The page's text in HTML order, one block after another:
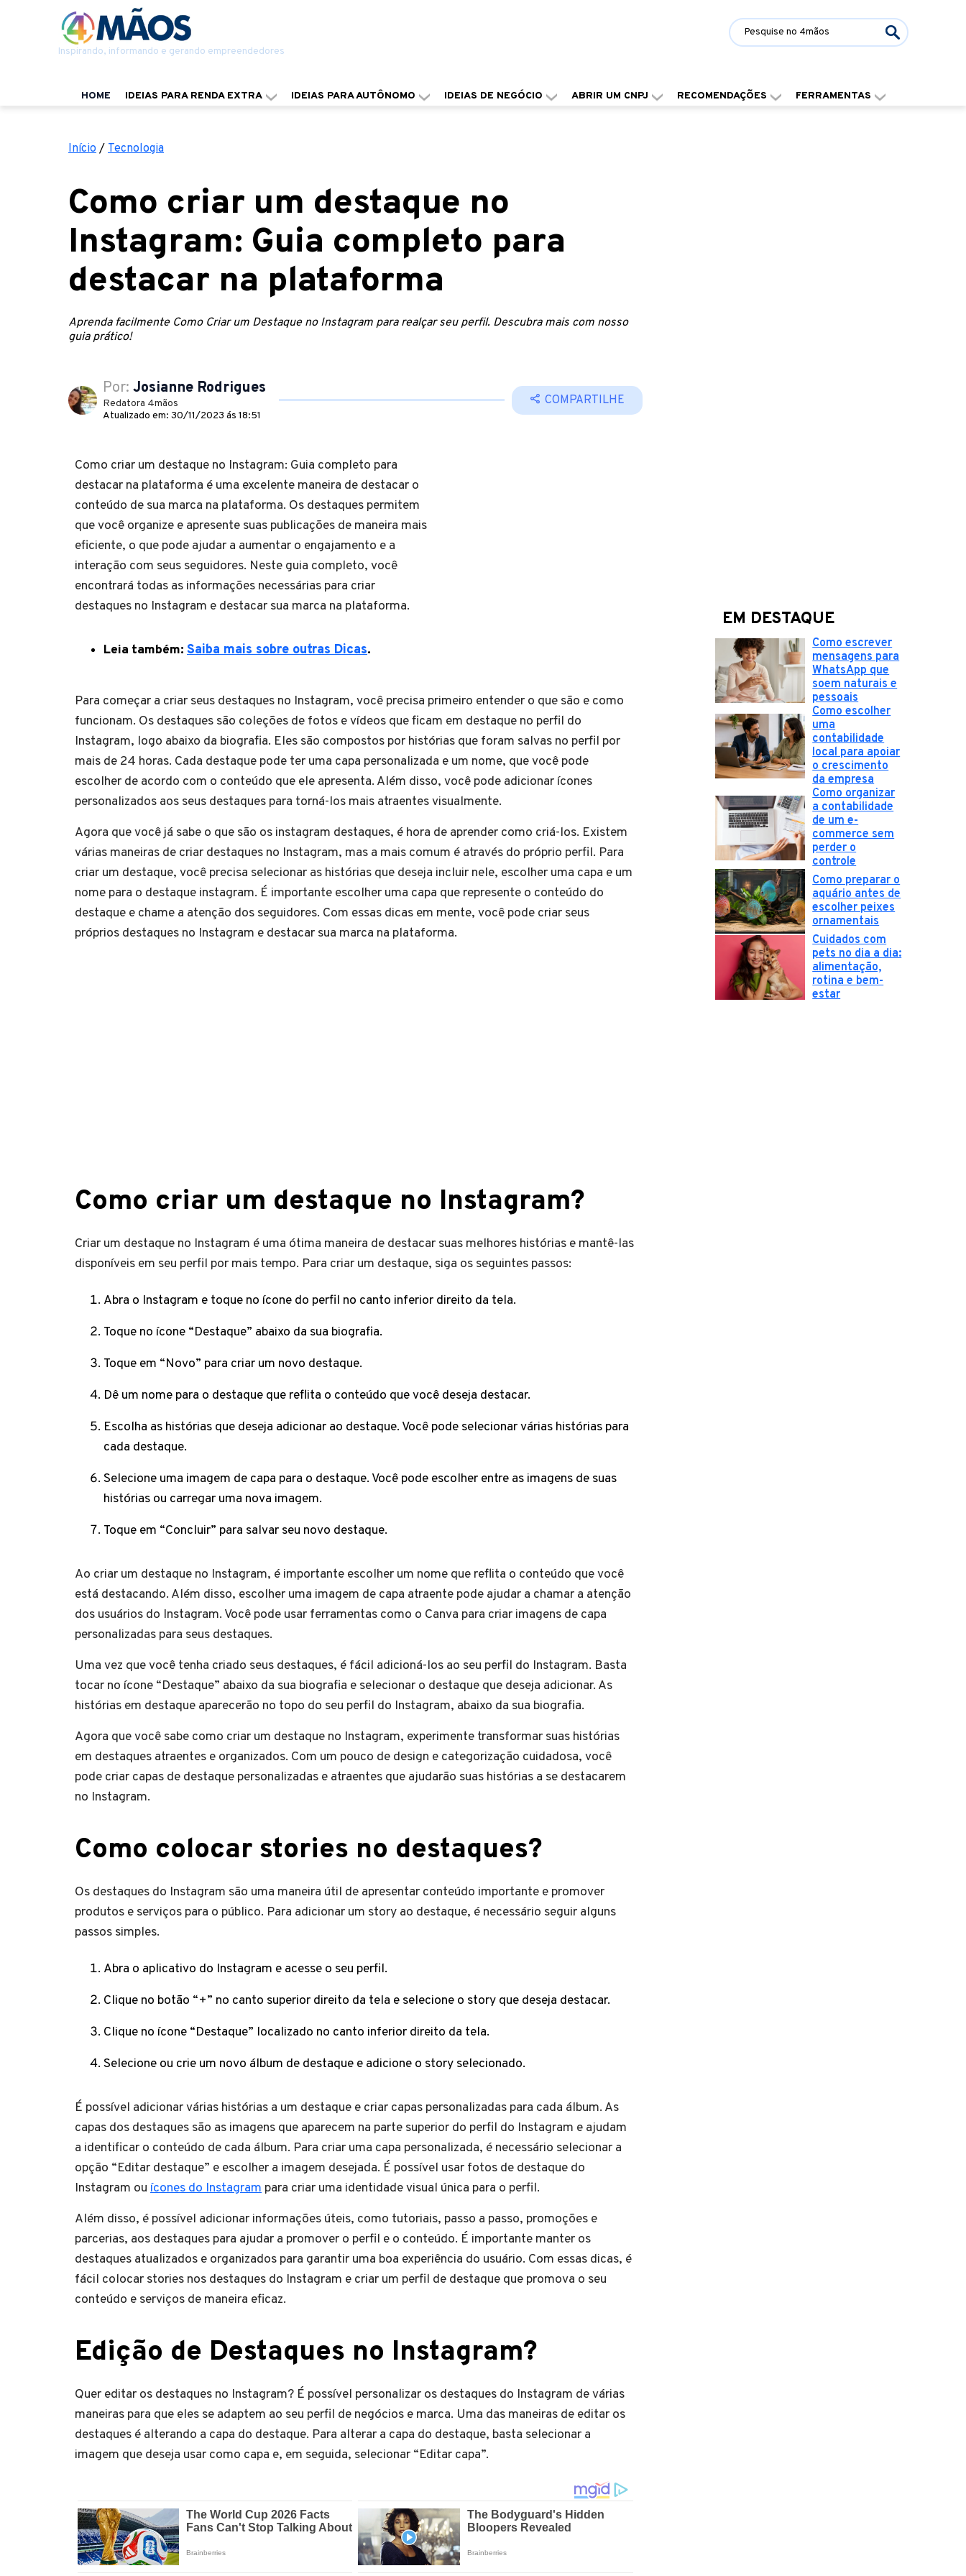
Inspirando, informando e gerando empreendedores
HOME IDEIAS PARA RENDA EXTRA IDEIAS PARA AUTÔNOMO IDEIAS DE NEGÓCIO ABRIR UM CNPJ RECOMENDAÇÕES FERRAMENTAS
Início / Tecnologia
Como criar um destaque no
Instagram: Guia completo para
destacar na plataforma
Aprenda facilmente Como Criar um Destaque no Instagram para realçar seu perfil. Descubra mais com nosso
guia prático!
Por: Josianne Rodrigues
Redatora 4mãos
Atualizado em: 30/11/2023 ás 18:51
COMPARTILHE
Como criar um destaque no Instagram: Guia completo para
destacar na plataforma é uma excelente maneira de destacar o
conteúdo de sua marca na plataforma. Os destaques permitem
que você organize e apresente suas publicações de maneira mais
eficiente, o que pode ajudar a aumentar o engajamento e a
interação com seus seguidores. Neste guia completo, você
encontrará todas as informações necessárias para criar
destaques no Instagram e destacar sua marca na plataforma.
Leia também: Saiba mais sobre outras Dicas.
Para começar a criar seus destaques no Instagram, você precisa primeiro entender o que são e como
funcionam. Os destaques são coleções de fotos e vídeos que ficam em destaque no perfil do
Instagram, logo abaixo da biografia. Eles são compostos por histórias que foram salvas no perfil por
mais de 24 horas. Cada destaque pode ter uma capa personalizada e um nome, que você pode
escolher de acordo com o conteúdo que ele apresenta. Além disso, você pode adicionar ícones
personalizados aos seus destaques para torná-los mais atraentes visualmente.
Agora que você já sabe o que são os instagram destaques, é hora de aprender como criá-los. Existem
várias maneiras de criar destaques no Instagram, mas a mais comum é através do próprio perfil. Para
criar um destaque, você precisa selecionar as histórias que deseja incluir nele, escolher uma capa e um
nome para o destaque instagram. É importante escolher uma capa que represente o conteúdo do
destaque e chame a atenção dos seguidores. Com essas dicas em mente, você pode criar seus
próprios destaques no Instagram e destacar sua marca na plataforma.
Como criar um destaque no Instagram?
Criar um destaque no Instagram é uma ótima maneira de destacar suas melhores histórias e mantê-las
disponíveis em seu perfil por mais tempo. Para criar um destaque, siga os seguintes passos:
Abra o Instagram e toque no ícone do perfil no canto inferior direito da tela.
Toque no ícone “Destaque” abaixo da sua biografia.
Toque em “Novo” para criar um novo destaque.
Dê um nome para o destaque que reflita o conteúdo que você deseja destacar.
Escolha as histórias que deseja adicionar ao destaque. Você pode selecionar várias histórias para
cada destaque.
Selecione uma imagem de capa para o destaque. Você pode escolher entre as imagens de suas
histórias ou carregar uma nova imagem.
Toque em “Concluir” para salvar seu novo destaque.
Ao criar um destaque no Instagram, é importante escolher um nome que reflita o conteúdo que você
está destacando. Além disso, escolher uma imagem de capa atraente pode ajudar a chamar a atenção
dos usuários do Instagram. Você pode usar ferramentas como o Canva para criar imagens de capa
personalizadas para seus destaques.
Uma vez que você tenha criado seus destaques, é fácil adicioná-los ao seu perfil do Instagram. Basta
tocar no ícone “Destaque” abaixo da sua biografia e selecionar o destaque que deseja adicionar. As
histórias em destaque aparecerão no topo do seu perfil do Instagram, abaixo da sua biografia.
Agora que você sabe como criar um destaque no Instagram, experimente transformar suas histórias
em destaques atraentes e organizados. Com um pouco de design e categorização cuidadosa, você
pode criar capas de destaque personalizadas e atraentes que ajudarão suas histórias a se destacarem
no Instagram.
Como colocar stories no destaques?
Os destaques do Instagram são uma maneira útil de apresentar conteúdo importante e promover
produtos e serviços para o público. Para adicionar um story ao destaque, é necessário seguir alguns
passos simples.
Abra o aplicativo do Instagram e acesse o seu perfil.
Clique no botão “+” no canto superior direito da tela e selecione o story que deseja destacar.
Clique no ícone “Destaque” localizado no canto inferior direito da tela.
Selecione ou crie um novo álbum de destaque e adicione o story selecionado.
É possível adicionar várias histórias a um destaque e criar capas personalizadas para cada álbum. As
capas dos destaques são as imagens que aparecem na parte superior do perfil do Instagram e ajudam
a identificar o conteúdo de cada álbum. Para criar uma capa personalizada, é necessário selecionar a
opção “Editar destaque” e escolher a imagem desejada. É possível usar fotos de destaque do
Instagram ou ícones do Instagram para criar uma identidade visual única para o perfil.
Além disso, é possível adicionar informações úteis, como tutoriais, passo a passo, promoções e
parcerias, aos destaques para ajudar a promover o perfil e o conteúdo. É importante manter os
destaques atualizados e organizados para garantir uma boa experiência do usuário. Com essas dicas, é
fácil colocar stories nos destaques do Instagram e criar um perfil de destaque que promova o seu
conteúdo e serviços de maneira eficaz.
Edição de Destaques no Instagram?
Quer editar os destaques no Instagram? É possível personalizar os destaques do Instagram de várias
maneiras para que eles se adaptem ao seu perfil de negócios e marca. Uma das maneiras de editar os
destaques é alterando a capa do destaque. Para alterar a capa do destaque, basta selecionar a
imagem que deseja usar como capa e, em seguida, selecionar “Editar capa”.
EM DESTAQUE
Como escrever
mensagens para
WhatsApp que
soem naturais e
pessoais
Como escolher
uma
contabilidade
local para apoiar
o crescimento
da empresa
Como organizar
a contabilidade
de um e-
commerce sem
perder o
controle
Como preparar o
aquário antes de
escolher peixes
ornamentais
Cuidados com
pets no dia a dia:
alimentação,
rotina e bem-
estar